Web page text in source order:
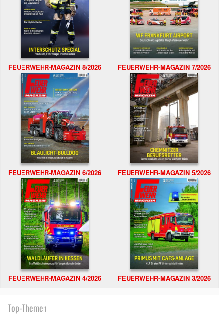
FEUERWEHR-MAGAZIN 8/2026 FEUERWEHR-MAGAZIN 7/2026
FEUERWEHR-MAGAZIN 6/2026 FEUERWEHR-MAGAZIN 5/2026
FEUERWEHR-MAGAZIN 4/2026 FEUERWEHR-MAGAZIN 3/2026
Top-Themen